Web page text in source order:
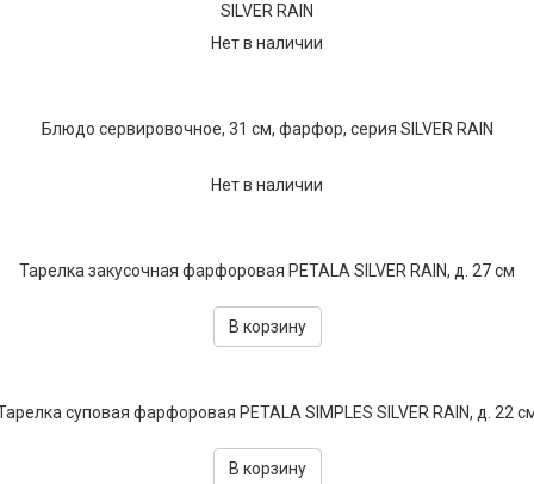
Фарфор
SILVER RAIN
Нет в наличии
Блюдо сервировочное, 31 см, фарфор, серия SILVER RAIN
Нет в наличии
Тарелка закусочная фарфоровая PETALA SILVER RAIN, д. 27 см
В корзину
суповая фарфоровая PETALA SIMPLES SILVER RAIN, д. 22
В корзину